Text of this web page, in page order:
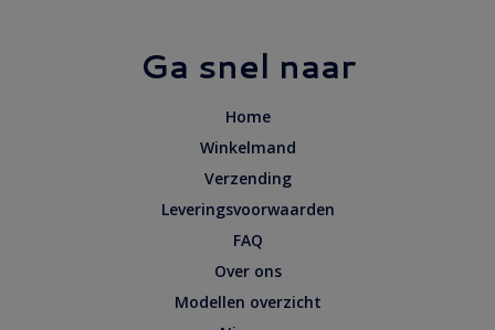
Ga snel naar
Home
Winkelmand
Verzending
Leveringsvoorwaarden
FAQ
Over ons
Modellen overzicht